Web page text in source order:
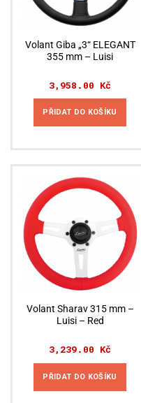
Volant Giba „3“ ELEGANT
355 mm – Luisi
3,958.00 Kč
PŘIDAT DO KOŠÍKU
Volant Sharav 315 mm –
Luisi – Red
3,239.00 Kč
PŘIDAT DO KOŠÍKU